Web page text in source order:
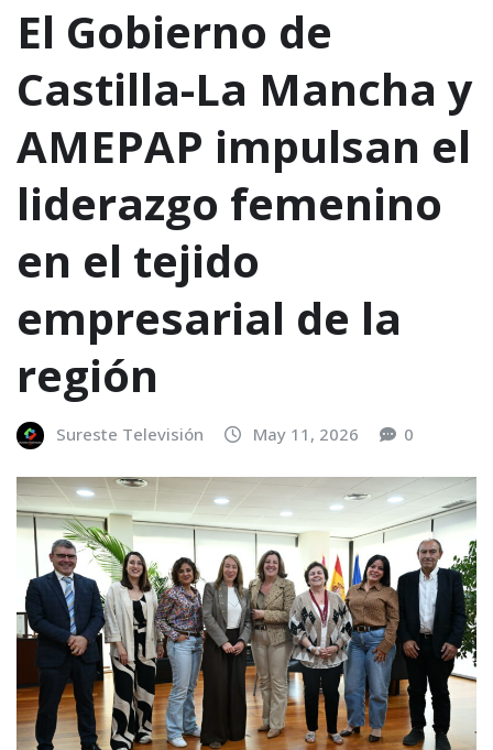
El Gobierno de
Castilla-La Mancha y
AMEPAP impulsan el
liderazgo femenino
en el tejido
empresarial de la
región
Sureste Televisión May 11, 2026 0